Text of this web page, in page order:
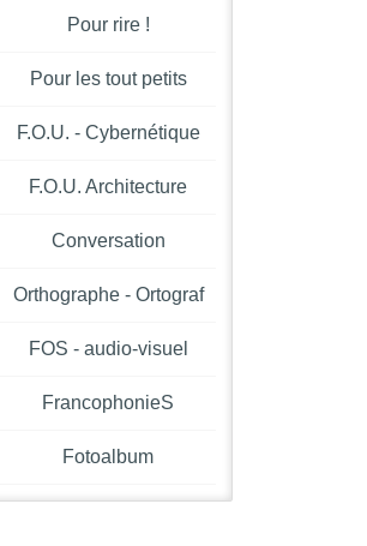
Pour rire !
Pour les tout petits
F.O.U. - Cybernétique
F.O.U. Architecture
Conversation
Orthographe - Ortograf
FOS - audio-visuel
FrancophonieS
Fotoalbum